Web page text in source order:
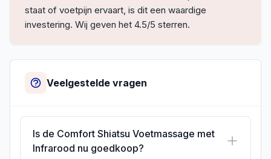
staat of voetpijn ervaart, is dit een waardige
investering. Wij geven het 4.5/5 sterren.
Veelgestelde vragen
Is de Comfort Shiatsu Voetmassage met
Infrarood nu goedkoop?